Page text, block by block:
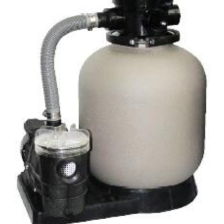
szűrőrendszereket gyors összeszerelésre és az
alkatrészek precíz összhangolt működésre tervezték. A
szivattyúk és szűrők teljesítménye a maximális áramlás és
energiahatékonyság érdekében van összehangolva. A
szűrők polipropilénből vannak öntve a hosszú élettartam
érdekében. Saci Optima szivattyú Átlátszó polikarbonát
fedéllel ellátott, nagy méretű szűrőkosárral rendelkezik,
amely könnyen lehetővé teszi a szűrőkosár telítettségének
ellenőrzését. A motor egyetlen része sem érintkezik a
vízzel, teljesen szigetelt. A ház és a járókerék üvegszállal
erősített polipropilénből készül, ami ellenáll a medencében
található vegyi anyagoknak, és hosszú élettartamot tesz
lehetővé. Kifejezetten alkalmas sós vízzel való
munkavégzésre, köszönhetően a rozsdamentes acél (AISI-
316) és szén-kerámia mechanikus tömítésnek, és az AISI
316 rozsdamentes tengelynek. Csatlakozások: belső menet
1½”, illetve D50 mm ragasztható hollander. OTH engedéllyel
rendelkezik. Neo szűrőtartály Tartós, korrózióálló
szűrőtartály, minden időjárási viszony közötti is maximális